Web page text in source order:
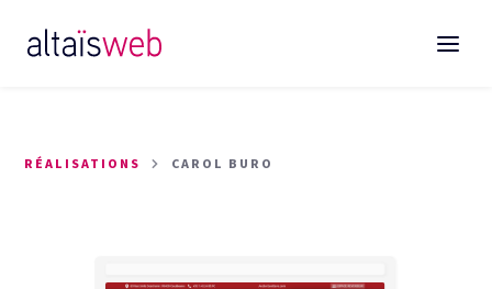
Sites web
RÉALISATIONS CAROL BURO